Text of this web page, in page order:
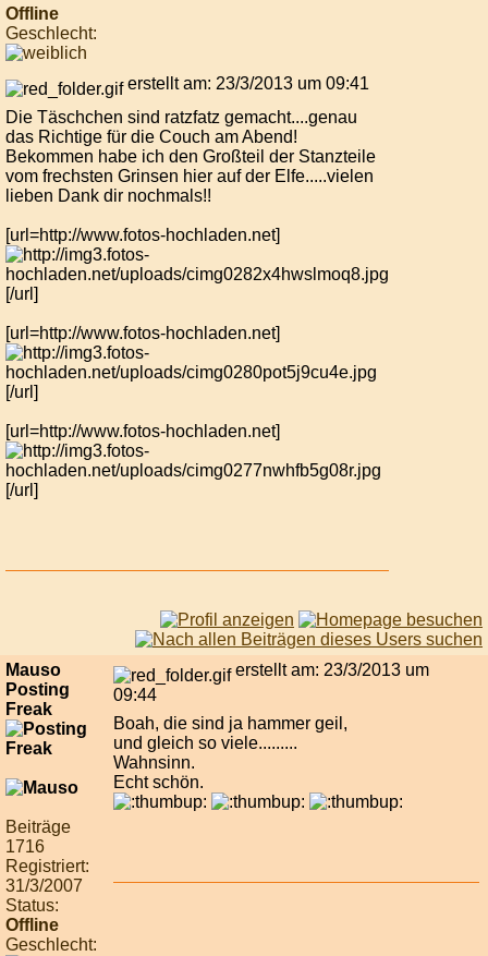
Offline
Geschlecht:
erstellt am: 23/3/2013 um 09:41
Die Täschchen sind ratzfatz gemacht....genau
das Richtige für die Couch am Abend!
Bekommen habe ich den Großteil der Stanzteile
vom frechsten Grinsen hier auf der Elfe.....vielen
lieben Dank dir nochmals!!
[url=http://www.fotos-hochladen.net]
[/url]
[url=http://www.fotos-hochladen.net]
[/url]
[url=http://www.fotos-hochladen.net]
[/url]
Mauso
Posting
Freak
Beiträge
1716
Registriert:
31/3/2007
Status:
Offline
Geschlecht:
erstellt am: 23/3/2013 um
09:44
Boah, die sind ja hammer geil,
und gleich so viele.........
Wahnsinn.
Echt schön.